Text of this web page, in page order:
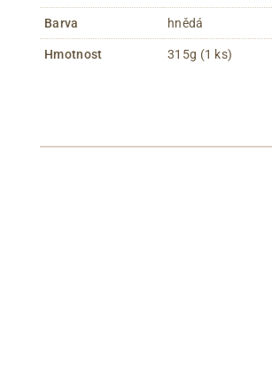
Barva hnědá
Hmotnost 315g (1 ks)